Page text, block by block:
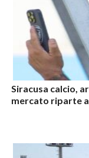
Siracusa calcio,
mercato riparte